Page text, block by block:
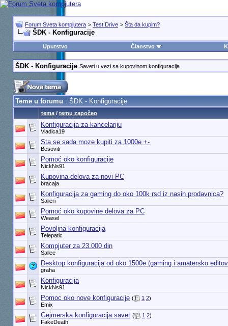
Forum Sveta kompjutera > Test Drive > Šta da kupim?
ŠDK - Konfiguracije
Uputstvo Članstvo
ŠDK - Konfiguracije Saveti u vezi sa kupovinom konfiguracija
Teme u forumu: ŠDK - Konfiguracije
tema/ temu započeo
Konfiguracija za kancelariju
Vladica19
Sta se sada moze kupiti za 1000e +-
Besoviti
Pomoć oko konfiguracije
NickNs91
Kupovina delova za novi PC
bracaja
Konfiguracija za gaming do oko 100k rsd iz nasih prodavnica?
Salieri
Pomoć oko kupovine delova za PC
Weasel
Povoljna konfiguracija
Telepatic
Kompjuter za 23.000 din
Sallee
Desktop konfiguracija od oko 1500e (gaming i amatersko
graha
Konfiguracija
NickNs91
Pomoc oko nove konfiguracije ( 1 2)
Emix
Gejmerska konfiguracija savet ( 1 2)
FakeDeath